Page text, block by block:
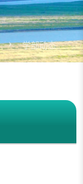
学部动态